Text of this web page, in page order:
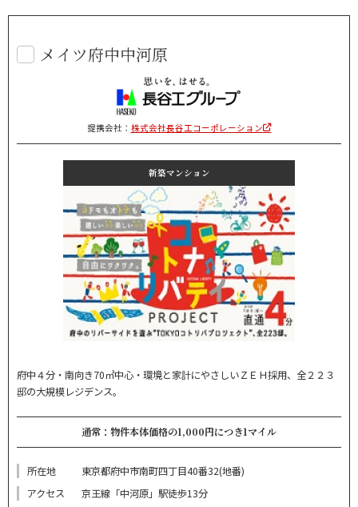
メイツ府中中河原
提携会社： 株式会社長谷工コーポレーション
新築マンション
府中４分・南向き70㎡中心・環境と家計にやさしいＺＥＨ採用、全２２３
邸の大規模レジデンス。
通常：物件本体価格の1,000円につき1マイル
所在地
東京都府中市南町四丁目40番32(地番)
アクセス
京王線「中河原」駅徒歩13分